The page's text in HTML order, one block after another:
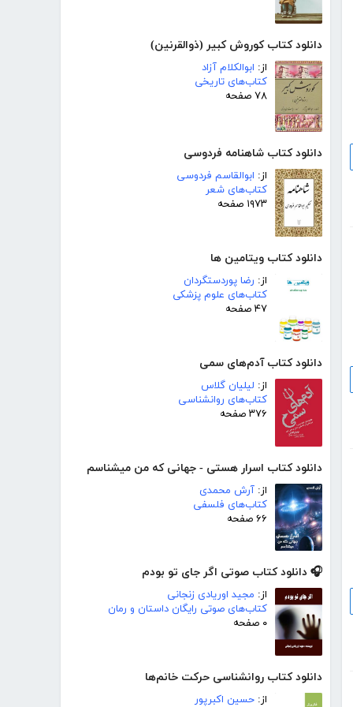
دانلود کتاب کوروش کبیر (ذوالقرنین)
از: ابوالکلام آزاد
کتاب‌های تاریخی
۷۸ صفحه
دانلود کتاب شاهنامه فردوسی
از: ابوالقاسم فردوسی
کتاب‌های شعر
۱۹۷۳ صفحه
دانلود کتاب ویتامین ها
از: رضا پوردستگردان
کتاب‌های علوم پزشکی
۴۷ صفحه
دانلود کتاب آدم‌های سمی
از: لیلیان گلاس
کتاب‌های روانشناسی
۳۷۶ صفحه
دانلود کتاب اسرار هستی - جهانی که من میشناسم
از: آرش محمدی
کتاب‌های فلسفی
۶۶ صفحه
🎧 دانلود کتاب صوتی اگر جای تو بودم
از: مجید اوریادی زنجانی
کتاب‌های صوتی رایگان داستان و رمان
۰ صفحه
دانلود کتاب روانشناسی حرکت خانم‌ها
از: حسین اکبرپور